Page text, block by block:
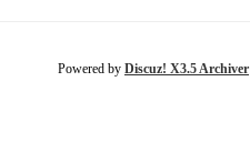
Powered by Discuz! X3.5 Archiver